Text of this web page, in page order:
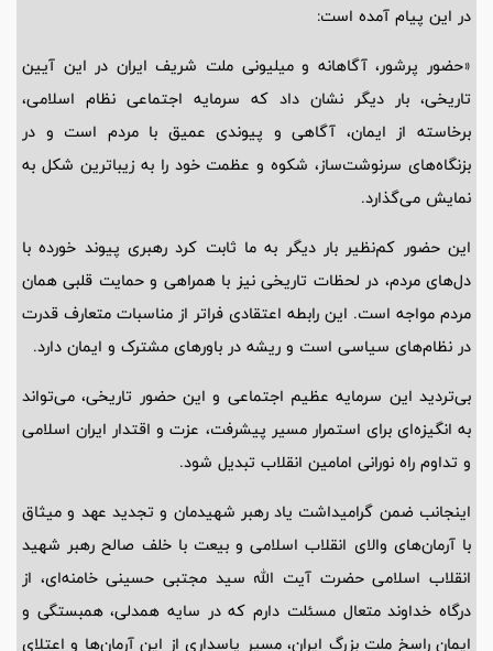
در این پیام آمده است:
«حضور پرشور، آگاهانه و میلیونی ملت شریف ایران در این آیین
تاریخی، بار دیگر نشان داد که سرمایه اجتماعی نظام اسلامی،
برخاسته از ایمان، آگاهی و پیوندی عمیق با مردم است و در
بزنگاه‌های سرنوشت‌ساز، شکوه و عظمت خود را به زیباترین شکل به
نمایش می‌گذارد.
این حضور کم‌نظیر بار دیگر به ما ثابت کرد رهبری پیوند خورده با
دل‌های مردم، در لحظات تاریخی نیز با همراهی و حمایت قلبی همان
مردم مواجه است. این رابطه اعتقادی فراتر از مناسبات متعارف قدرت
در نظام‌های سیاسی است و ریشه در باورهای مشترک و ایمان دارد.
بی‌تردید این سرمایه عظیم اجتماعی و این حضور تاریخی، می‌تواند
به انگیزه‌ای برای استمرار مسیر پیشرفت، عزت و اقتدار ایران اسلامی
و تداوم راه نورانی امامین انقلاب تبدیل شود.
اینجانب ضمن گرامیداشت یاد رهبر شهیدمان و تجدید عهد و میثاق
با آرمان‌های والای انقلاب اسلامی و بیعت با خلف صالح رهبر شهید
انقلاب اسلامی حضرت آیت الله سید مجتبی حسینی خامنه‌ای، از
درگاه خداوند متعال مسئلت دارم که در سایه همدلی، همبستگی و
ایمان راسخ ملت بزرگ ایران، مسیر پاسداری از این آرمان‌ها و اعتلای